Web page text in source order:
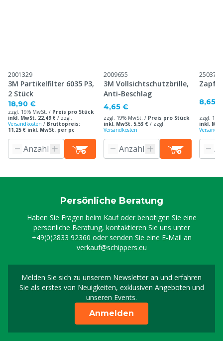
2001329
3M Partikelfilter 6035 P3,
2 Stück
18,90 €
zzgl. 19% MwSt. / Preis pro Stück
inkl. MwSt. 22,49 € / zzgl.
Versandkosten / Bruttopreis:
11,25 € inkl. MwSt. per pc
2009655
3M Vollsichtschutzbrille,
Anti-Beschlag
4,65 €
zzgl. 19% MwSt. / Preis pro Stück
inkl. MwSt. 5,53 € / zzgl.
Versandkosten
2503710
8,65 €
zzgl.
inkl.
Persönliche Beratung
Haben Sie Fragen beim Kauf oder benötigen Sie eine
persönliche Beratung, kontaktieren Sie uns unter
+49(0)2833 92360 oder senden Sie eine E-Mail an
verkauf@schippers.eu
Melden Sie sich zu unserem Newsletter an und erfahren
Sie als erstes von Neuigkeiten, exklusiven Angeboten und
unseren Events.
Melden Sie sich für
Anmelden